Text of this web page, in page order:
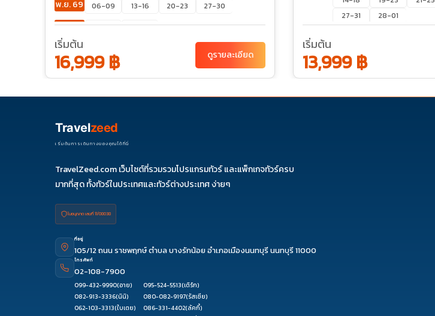
พ.ย. 69 06-09 13-16 20-23 27-30
ธ.ค. 69 04-07 18-21
เริ่มต้น
16,999 ฿ ดูรายละเอียด
27-31
28-01
ก.ย. 69
12-16
24-28
เริ่มต้น
13,999 ฿
Travelzeed
เริ่มต้นการเดินทางของคุณได้ที่นี่
TravelZeed.com เว็บไซต์ที่รวมรวมโปรแกรมทัวร์ และแพ็กเกจทัวร์ครบ
มากที่สุด ทั้งทัวร์ในประเทศและทัวร์ต่างประเทศ ง่ายๆ
ใบอนุญาต เลขที่ 11/08038
ที่อยู่
105/12 ถนน ราชพฤกษ์ ตำบล บางรักน้อย อำเภอเมืองนนทบุรี นนทบุรี 11000
โทรศัพท์
02-108-7900
099-432-9990(อาย) 095-524-5513(เติร์ก)
082-913-3336(นินิ) 080-082-9197(รัสเซีย)
062-103-3313(ใบเตย) 086-331-4402(ลัคกี้)